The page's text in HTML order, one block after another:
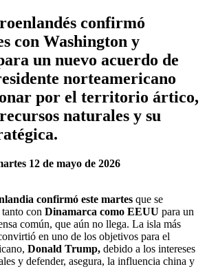
confirmó
con Washington y
un nuevo acuerdo de
norteamericano
por el territorio ártico,
naturales y su
12 de mayo de 2026
confirmó este martes que se
con Dinamarca como EEUU para un
común, que aún no llega. La isla más
en uno de los objetivos para el
Donald Trump, debido a los intereses
y defender, asegura, la influencia china y